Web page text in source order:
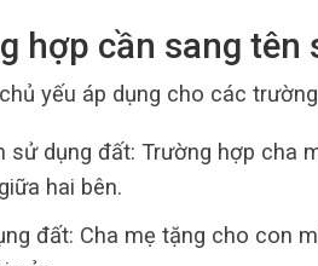
hợp cần sang tên
yếu áp dụng cho các
sử dụng đất: Trường hợp cha
hai bên.
đất: Cha mẹ tặng cho con